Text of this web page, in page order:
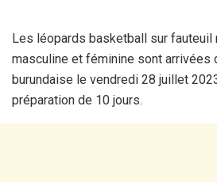
Les léopards basketball sur fauteuil
masculine et féminine sont arrivées
burundaise le vendredi 28 juillet
préparation de 10 jours.